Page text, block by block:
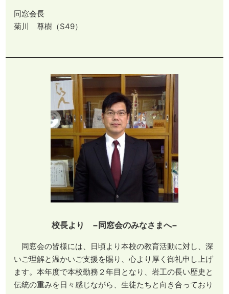
同窓会長
菊川 尊樹（S49）
校長より −同窓会のみなさまへ−
同窓会の皆様には、日頃より本校の教育活動に対し、深
いご理解と温かいご支援を賜り、心より厚く御礼申し上げ
ます。本年度で本校勤務２年目となり、岩工の長い歴史と
伝統の重みを日々感じながら、生徒たちと向き合っており